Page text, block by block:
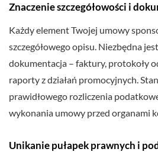
Znaczenie szczegółowości i
Każdy element Twojej umowy
szczegółowego opisu. Niezbędna
dokumentacja – faktury, protokoły
raporty z działań promocyjnych.
prawidłowego rozliczenia
wykonania umowy przed organami
Unikanie pułapek prawnych i